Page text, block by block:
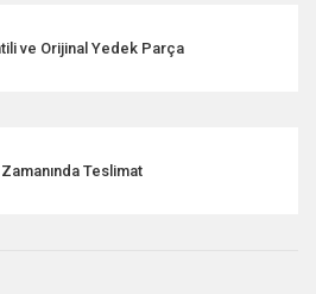
ve Orijinal Yedek Parça
Zamanında Teslimat